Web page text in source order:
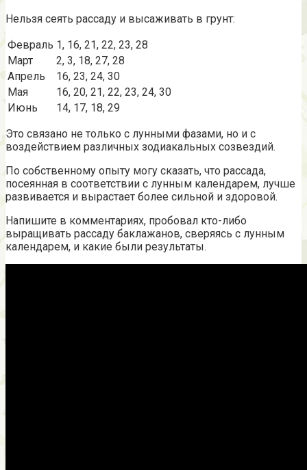
Нельзя сеять рассаду и высаживать в грунт:
Февраль 1, 16, 21, 22, 23, 28
Март
2, 3, 18, 27, 28
Апрель
16, 23, 24, 30
Мая
16, 20, 21, 22, 23, 24, 30
Июнь
14, 17, 18, 29
Это связано не только с лунными фазами, но и с
воздействием различных зодиакальных созвездий.
По собственному опыту могу сказать, что рассада,
посеянная в соответствии с лунным календарем, лучше
развивается и вырастает более сильной и здоровой.
Напишите в комментариях, пробовал кто-либо
выращивать рассаду баклажанов, сверяясь с лунным
календарем, и какие были результаты.